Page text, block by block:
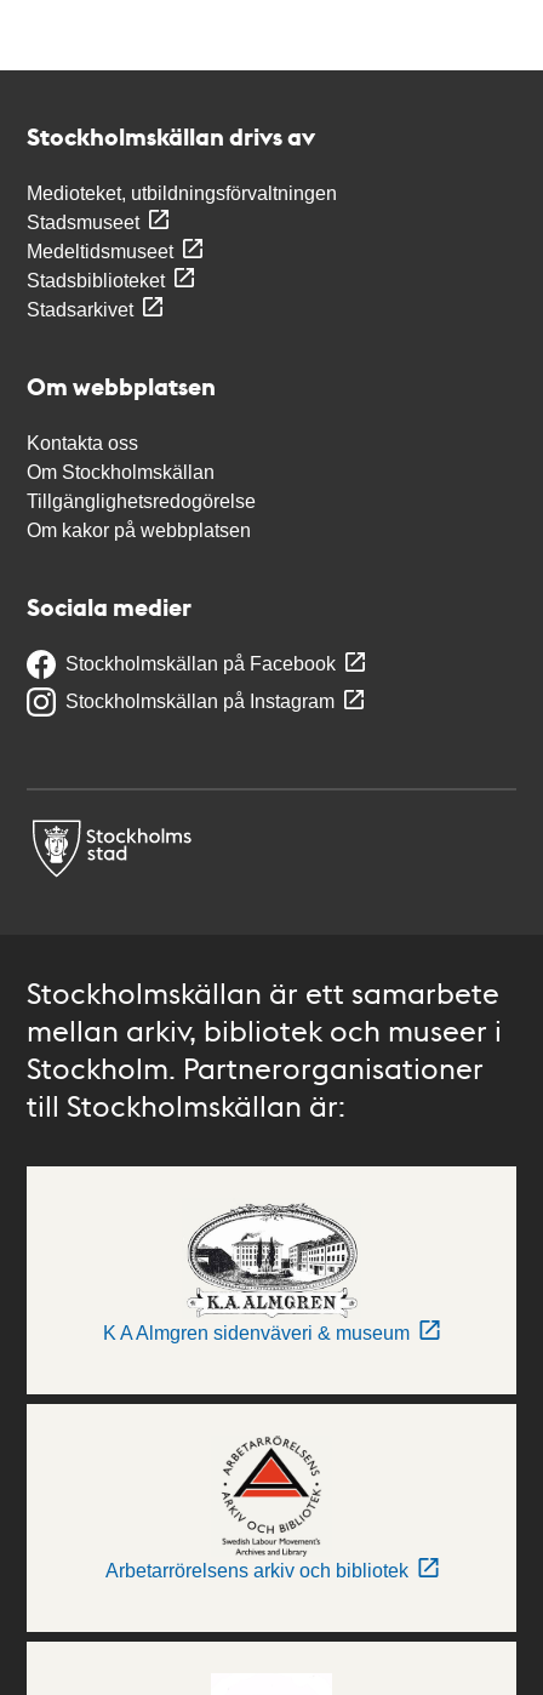
Stockholmskällan drivs av
Medioteket, utbildningsförvaltningen
Stadsmuseet
Medeltidsmuseet
Stadsbiblioteket
Stadsarkivet
Om webbplatsen
Kontakta oss
Om Stockholmskällan
Tillgänglighetsredogörelse
Om kakor på webbplatsen
Sociala medier
Stockholmskällan på Facebook
Stockholmskällan på Instagram
Stockholmskällan är ett samarbete
mellan arkiv, bibliotek och museer i
Stockholm. Partnerorganisationer
till Stockholmskällan är:
K A Almgren sidenväveri & museum
Arbetarrörelsens arkiv och bibliotek